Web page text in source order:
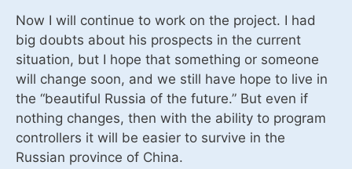
Now I will continue to work on the project. I had
big doubts about his prospects in the current
situation, but I hope that something or someone
will change soon, and we still have hope to live in
the “beautiful Russia of the future.” But even if
nothing changes, then with the ability to program
controllers it will be easier to survive in the
Russian province of China.